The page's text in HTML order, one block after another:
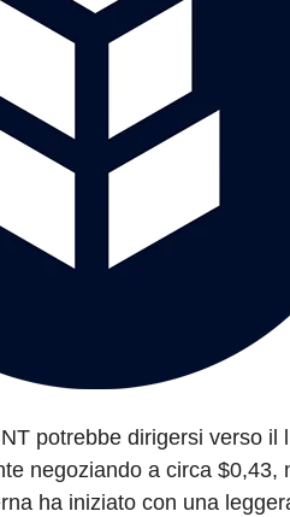
potrebbe dirigersi verso il
negoziando a circa
ha iniziato con una